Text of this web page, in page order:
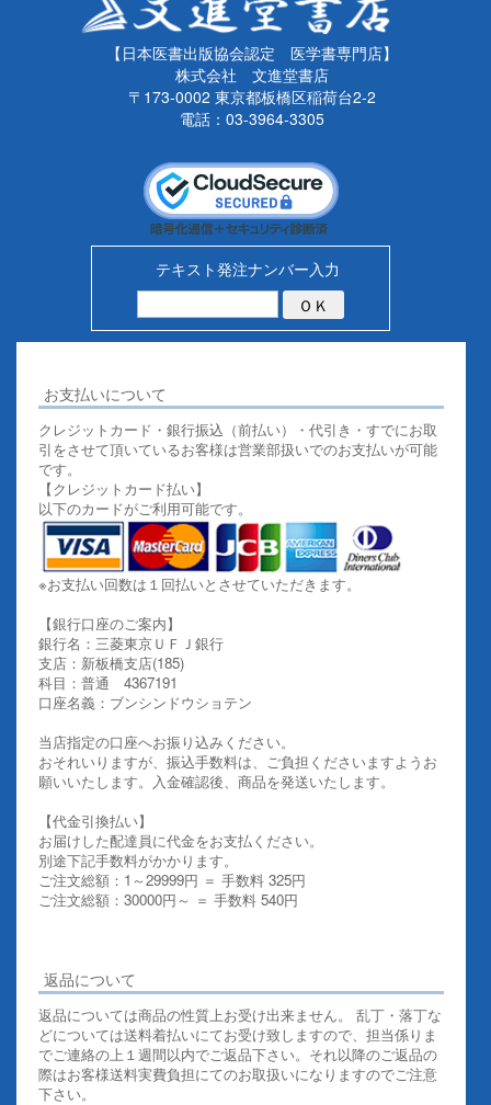
【日本医書出版協会認定 医学書専門店】
株式会社 文進堂書店
〒173-0002 東京都板橋区稲荷台2-2
電話：03-3964-3305
テキスト発注ナンバー入力
お支払いについて
クレジットカード・銀行振込（前払い）・代引き・すでにお取
引をさせて頂いているお客様は営業部扱いでのお支払いが可能
です。
【クレジットカード払い】
以下のカードがご利用可能です。
※お支払い回数は１回払いとさせていただきます。
【銀行口座のご案内】
銀行名：三菱東京ＵＦＪ銀行
支店：新板橋支店(185)
科目：普通 4367191
口座名義：ブンシンドウショテン
当店指定の口座へお振り込みください。
おそれいりますが、振込手数料は、ご負担くださいますようお
願いいたします。入金確認後、商品を発送いたします。
【代金引換払い】
お届けした配達員に代金をお支払ください。
別途下記手数料がかかります。
ご注文総額：1～29999円 ＝ 手数料 325円
ご注文総額：30000円～ ＝ 手数料 540円
返品について
返品については商品の性質上お受け出来ません。 乱丁・落丁な
どについては送料着払いにてお受け致しますので、担当係りま
でご連絡の上１週間以内でご返品下さい。それ以降のご返品の
際はお客様送料実費負担にてのお取扱いになりますのでご注意
下さい。